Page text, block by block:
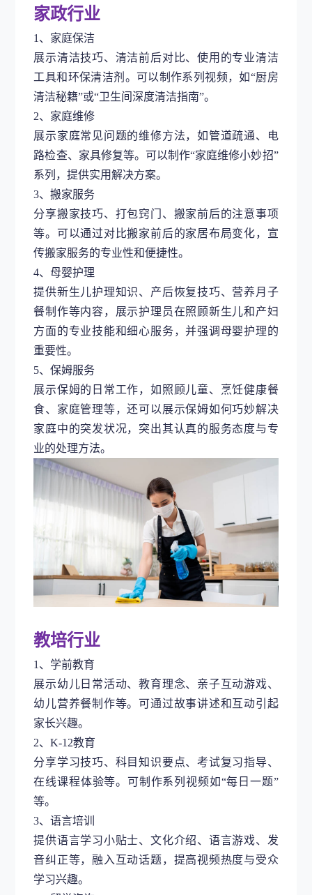
家政行业
1、家庭保洁
展示清洁技巧、清洁前后对比、使用的专业清洁
工具和环保清洁剂。可以制作系列视频，如“厨房
清洁秘籍”或“卫生间深度清洁指南”。
2、家庭维修
展示家庭常见问题的维修方法，如管道疏通、电
路检查、家具修复等。可以制作“家庭维修小妙招”
系列，提供实用解决方案。
3、搬家服务
分享搬家技巧、打包窍门、搬家前后的注意事项
等。可以通过对比搬家前后的家居布局变化，宣
传搬家服务的专业性和便捷性。
4、母婴护理
提供新生儿护理知识、产后恢复技巧、营养月子
餐制作等内容，展示护理员在照顾新生儿和产妇
方面的专业技能和细心服务，并强调母婴护理的
重要性。
5、保姆服务
展示保姆的日常工作，如照顾儿童、烹饪健康餐
食、家庭管理等，还可以展示保姆如何巧妙解决
家庭中的突发状况，突出其认真的服务态度与专
业的处理方法。
教培行业
1、学前教育
展示幼儿日常活动、教育理念、亲子互动游戏、
幼儿营养餐制作等。可通过故事讲述和互动引起
家长兴趣。
2、K-12教育
分享学习技巧、科目知识要点、考试复习指导、
在线课程体验等。可制作系列视频如“每日一题”
等。
3、语言培训
提供语言学习小贴士、文化介绍、语言游戏、发
音纠正等，融入互动话题，提高视频热度与受众
学习兴趣。